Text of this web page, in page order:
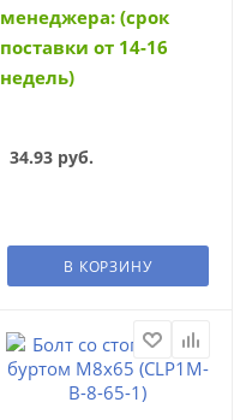
менеджера: (срок
поставки от 14-16
недель)
34.93руб.
В КОРЗИНУ